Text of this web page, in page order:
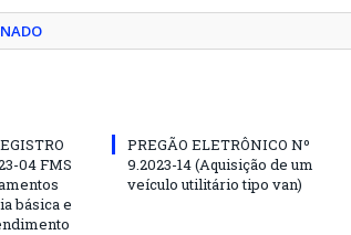
04 FMS
básica e
PREGÃO ELETRÔNICO Nº
9.2023-14 (Aquisição de um
veículo utilitário tipo van)